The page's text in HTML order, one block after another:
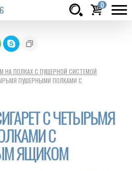
0
руб.
ПОЛКАХ С ПУШЕРНОЙ СИСТЕМОЙ
ПУШЕРНЫМИ ПОЛКАМИ С
С ЧЕТЫРЬМЯ
С
ЯЩИКОМ